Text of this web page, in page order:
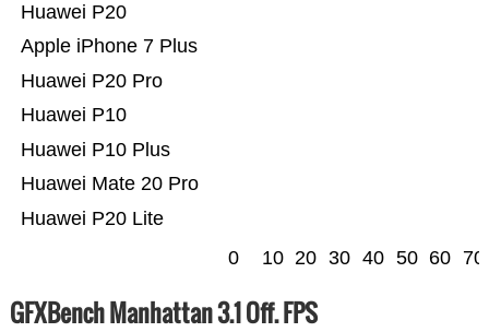
Huawei P20 Lite
Huawei Mate 20 Pro
Huawei P10 Plus
Huawei P10
Huawei P20 Pro
Apple iPhone 7 Plus
Huawei P20
0 10 20 30 40 50 60 70
GFXBench Manhattan 3.1 Off. FPS